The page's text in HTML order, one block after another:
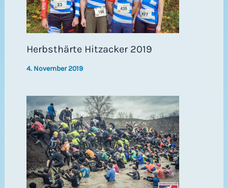
Herbsthärte Hitzacker 2019
4. November 2019